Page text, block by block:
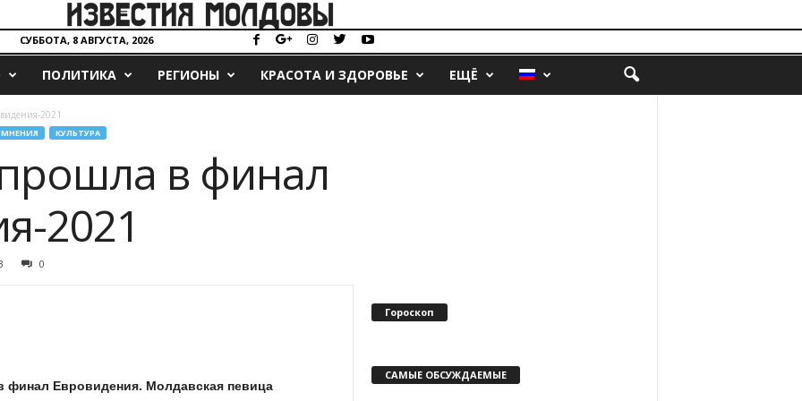
СУББОТА, 8 АВГУСТА, 2026
ПОЛИТИКА РЕГИОНЫ КРАСОТА И ЗДОРОВЬЕ ЕЩЁ
2021
МНЕНИЯ КУЛЬТУРА
в финал
2021
0
финал Евровидения. Молдавская певица
Гороскоп
САМЫЕ ОБСУЖДАЕМЫЕ